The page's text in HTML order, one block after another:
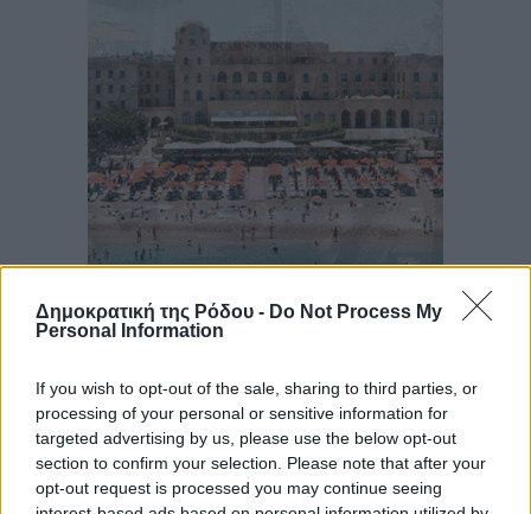
Δημοκρατική της Ρόδου - Do Not Process My
Personal Information
If you wish to opt-out of the sale, sharing to third parties, or
processing of your personal or sensitive information for
targeted advertising by us, please use the below opt-out
section to confirm your selection. Please note that after your
opt-out request is processed you may continue seeing